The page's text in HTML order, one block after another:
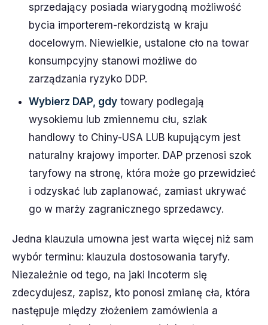
sprzedający posiada wiarygodną możliwość
bycia importerem-rekordzistą w kraju
docelowym. Niewielkie, ustalone cło na towar
konsumpcyjny stanowi możliwe do
zarządzania ryzyko DDP.
Wybierz DAP, gdy towary podlegają
wysokiemu lub zmiennemu cłu, szlak
handlowy to Chiny-USA LUB kupującym jest
naturalny krajowy importer. DAP przenosi szok
taryfowy na stronę, która może go przewidzieć
i odzyskać lub zaplanować, zamiast ukrywać
go w marży zagranicznego sprzedawcy.
Jedna klauzula umowna jest warta więcej niż sam
wybór terminu: klauzula dostosowania taryfy.
Niezależnie od tego, na jaki Incoterm się
zdecydujesz, zapisz, kto ponosi zmianę cła, która
następuje między złożeniem zamówienia a